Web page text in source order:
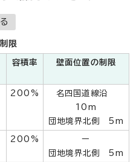
限
容積率 壁面位置の制限
200%
名四国道線沿
10m
団地境界北側 5m
200%
ー
団地境界北側 5m